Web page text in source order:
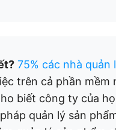
75% các nhà quản
trên cả phần mềm
biết công ty của
quản lý sản